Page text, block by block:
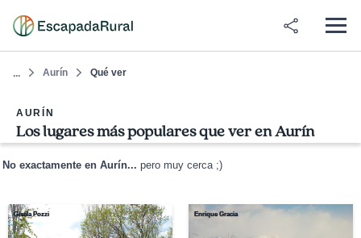
... Aurín Qué ver
AURÍN
Los lugares más populares que ver en Aurín
No exactamente en Aurín... pero muy cerca ;)
Gisela Pozzi Enrique Gracia